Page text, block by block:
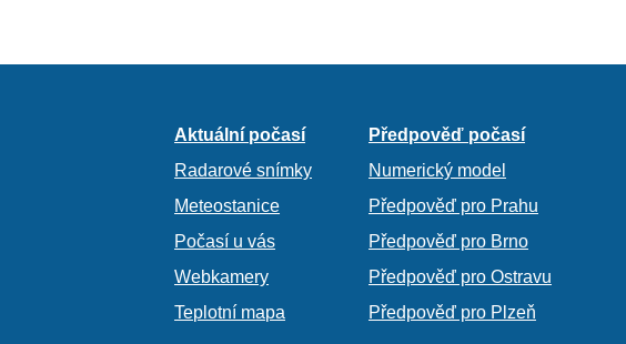
Aktuální počasí
Radarové snímky
Meteostanice
Počasí u vás
Webkamery
Teplotní mapa
Předpověď počasí
Numerický model
Předpověď pro Prahu
Předpověď pro Brno
Předpověď pro Ostravu
Předpověď pro Plzeň